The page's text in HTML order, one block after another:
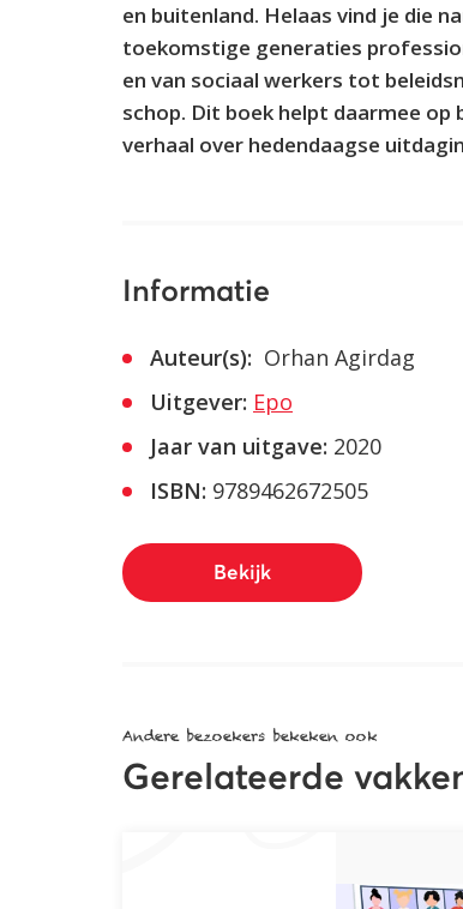
en buitenland. Helaas vind je die
toekomstige generaties
en van sociaal werkers tot
schop. Dit boek helpt daarmee
verhaal over hedendaagse
Informatie
Auteur(s): Orhan Agirdag
Uitgever: Epo
Jaar van uitgave: 2020
ISBN: 9789462672505
Bekijk
Andere bezoekers bekeken ook
Gerelateerde